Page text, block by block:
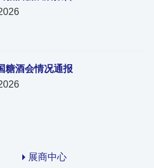
糖酒会情况通报
展商中心